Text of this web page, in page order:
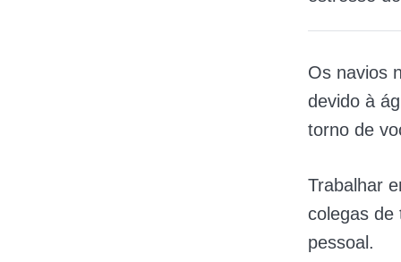
Os navios
devido à
torno de
Trabalhar
colegas de
pessoal.